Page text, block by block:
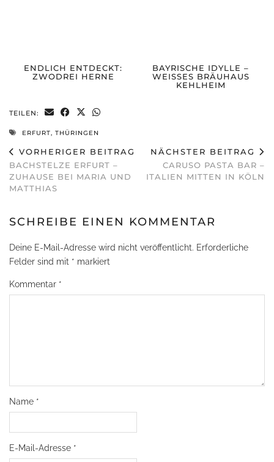
ENDLICH ENTDECKT:
ZWODREI HERNE
BAYRISCHE IDYLLE –
WEISSES BRÄUHAUS
KEHLHEIM
TEILEN:
ERFURT, THÜRINGEN
VORHERIGER BEITRAG
BACHSTELZE ERFURT –
ZUHAUSE BEI MARIA UND
MATTHIAS
NÄCHSTER BEITRAG
CARUSO PASTA BAR –
ITALIEN MITTEN IN KÖLN
SCHREIBE EINEN KOMMENTAR
Deine E-Mail-Adresse wird nicht veröffentlicht. Erforderliche
Felder sind mit * markiert
Kommentar *
Name *
E-Mail-Adresse *